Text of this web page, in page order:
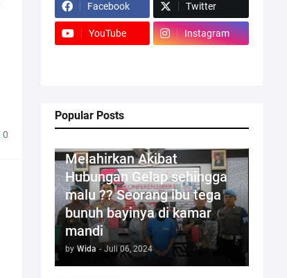
0
Facebook Twitter
YouTube Instagram
Popular Posts
Melahirkan Akibat
Hubungan Gelap sehingga
malu ?? Seorang ibu tega
bunuh bayinya di kamar
mandi
by Wida - Juli 06, 2024